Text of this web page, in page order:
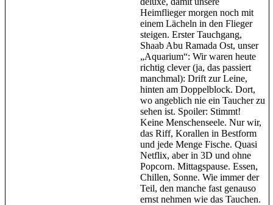
Heimflieger morgen noch mit
einem Lächeln in den Flieger
steigen. Erster Tauchgang,
Shaab Abu Ramada Ost, unser
„Aquarium“: Wir waren heute
richtig clever (ja, das passiert
manchmal): Drift zur Leine,
hinten am Doppelblock. Dort,
wo angeblich nie ein Taucher zu
sehen ist. Spoiler: Stimmt!
Keine Menschenseele. Nur wir,
das Riff, Korallen in Bestform
und jede Menge Fische. Quasi
Netflix, aber in 3D und ohne
Popcorn. Mittagspause. Essen,
Chillen, Sonne. Wie immer der
Teil, den manche fast genauso
ernst nehmen wie das Tauchen.